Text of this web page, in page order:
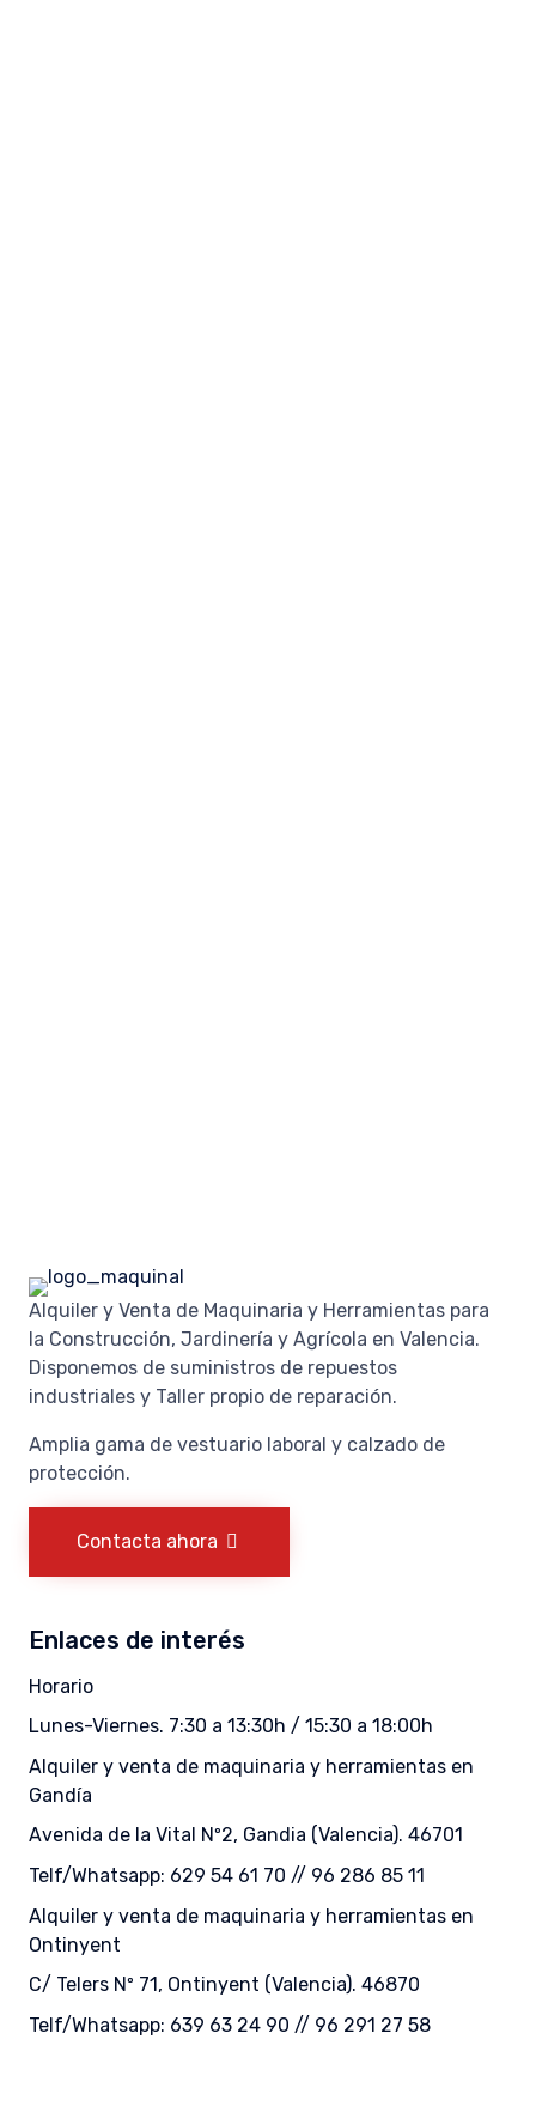
Alquiler y Venta de Maquinaria y Herramientas para
la Construcción, Jardinería y Agrícola en Valencia.
Disponemos de suministros de repuestos
industriales y Taller propio de reparación.
Amplia gama de vestuario laboral y calzado de
protección.
Contacta ahora
Enlaces de interés
Horario
Lunes-Viernes. 7:30 a 13:30h / 15:30 a 18:00h
Alquiler y venta de maquinaria y herramientas en
Gandía
Avenida de la Vital Nº2, Gandia (Valencia). 46701
Telf/Whatsapp: 629 54 61 70 // 96 286 85 11
Alquiler y venta de maquinaria y herramientas en
Ontinyent
C/ Telers Nº 71, Ontinyent (Valencia). 46870
Telf/Whatsapp: 639 63 24 90 // 96 291 27 58